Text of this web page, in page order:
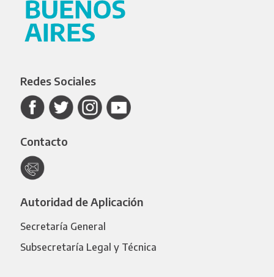
Redes Sociales
Contacto
Autoridad de Aplicación
Secretaría General
Subsecretaría Legal y Técnica